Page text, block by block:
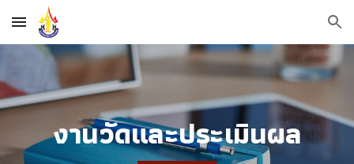
Skip to main content Skip to navigation
งานวัดและประเมินผล